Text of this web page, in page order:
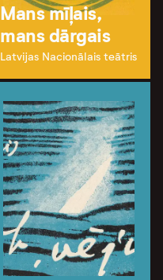
Mans mīļais,
mans dārgais
Latvijas Nacionālais teātris